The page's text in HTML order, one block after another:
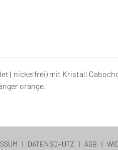
( nickelfrei) mit Kristall
orange.
| DATENSCHUTZ | AGB |